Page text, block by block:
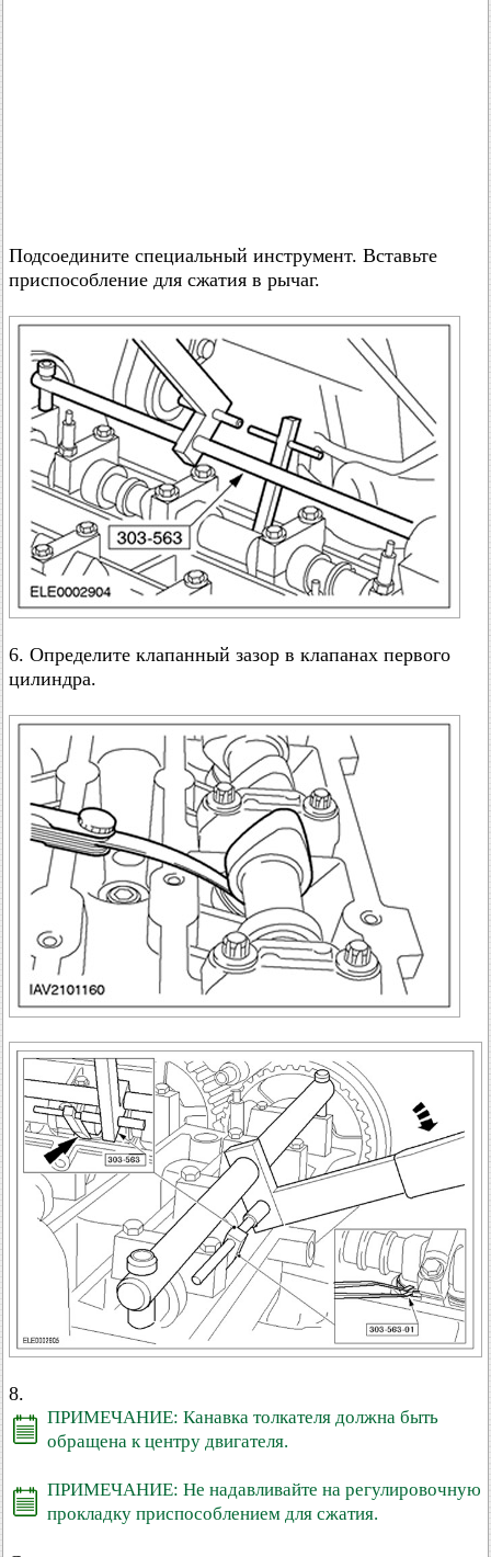
Подсоедините специальный инструмент. Вставьте
приспособление для сжатия в рычаг.
6. Определите клапанный зазор в клапанах первого
цилиндра.
8.
ПРИМЕЧАНИЕ: Канавка толкателя должна быть
обращена к центру двигателя.
ПРИМЕЧАНИЕ: Не надавливайте на регулировочную
прокладку приспособлением для сжатия.